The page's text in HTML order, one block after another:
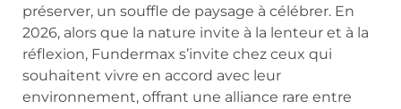
préserver, un souffle de paysage à célébrer. En
2026, alors que la nature invite à la lenteur et à la
réflexion, Fundermax s’invite chez ceux qui
souhaitent vivre en accord avec leur
environnement, offrant une alliance rare entre